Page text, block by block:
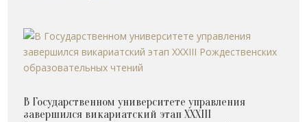
В Государственном университете управления
завершился викариатский этап XXXIII